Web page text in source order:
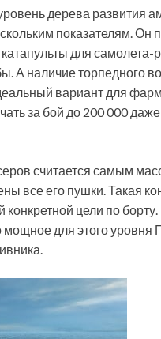
дерева развития
показателям. Он
для самолета-
А наличие торпедного
вариант для
за бой до 200 000
считается самым
все его пушки. Такая
конкретной цели по
для этого уровня